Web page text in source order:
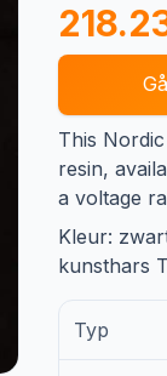
This
resin,
a voltage
Kleur:
kunsthars
Typ